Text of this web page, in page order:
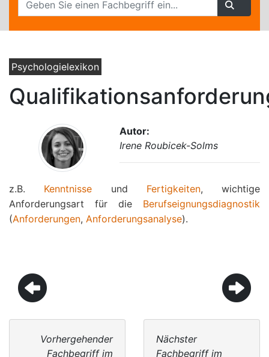
Psychologielexikon
Autor:
Irene Roubicek-Solms
z.B. Kenntnisse und Fertigkeiten, wichtige
Anforderungsart für die Berufseignungsdiagnostik
(Anforderungen, Anforderungsanalyse).
Vorhergehender
Fachbegriff im
Nächster
Fachbegriff im